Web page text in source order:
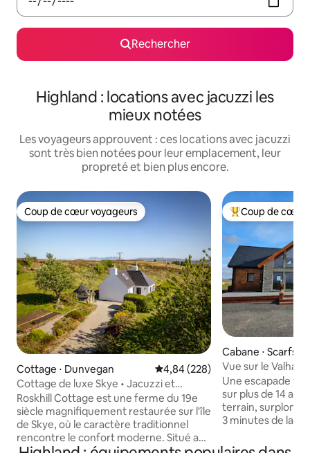
Rechercher
Highland : locations avec jacuzzi les
mieux notées
Les voyageurs approuvent : ces locations avec jacuzzi
sont très bien notées pour leur emplacement, leur
propreté et bien plus encore.
Coup de cœur voyageurs
Coup de cœur voyageurs
Cottage ⋅ Dunvegan Évaluation moyenne sur la
4,84 (228)
Cottage de luxe Skye • Jacuzzi et
barbecue
Roskhill Cottage est une ferme du 19e
siècle magnifiquement restaurée sur l'île
de Skye, où le caractère traditionnel
rencontre le confort moderne. Situé au
Coups de cœur
Coup de cœur
Cabane ⋅
Vue sur le
Une escapade
sur plus de 14
terrain,
3 minutes de la
propre jacuzzi